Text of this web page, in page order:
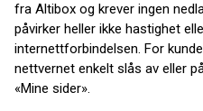
fra Altibox og krever ingen
påvirker heller ikke hastighet
internettforbindelsen. For
nettvernet enkelt slås av eller
«Mine sider».